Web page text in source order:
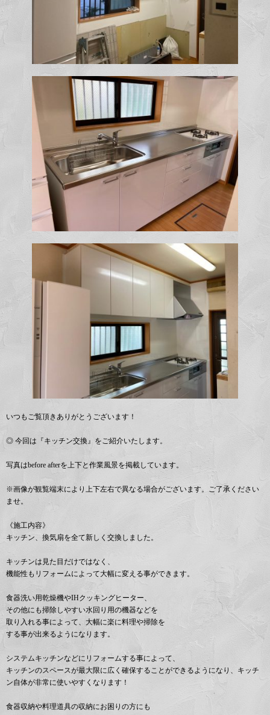
いつもご覧頂きありがとうございます！
◎ 今回は『キッチン交換』をご紹介いたします。
写真はbefore afterを上下と作業風景を掲載しています。
※画像が観覧端末により上下左右で異なる場合がございます。ご了承ください
ませ。
《施工内容》
キッチン、換気扇を全て新しく交換しました。
キッチンは見た目だけではなく、
機能性もリフォームによって大幅に変える事ができます。
食器洗い用乾燥機やIHクッキングヒーター、
その他にも掃除しやすい水回り用の機器などを
取り入れる事によって、大幅に楽に料理や掃除を
する事が出来るようになります。
システムキッチンなどにリフォームする事によって、
キッチンのスペースが最大限に広く確保することができるようになり、キッチ
ン自体が非常に使いやすくなります！
食器収納や料理道具の収納にお困りの方にも